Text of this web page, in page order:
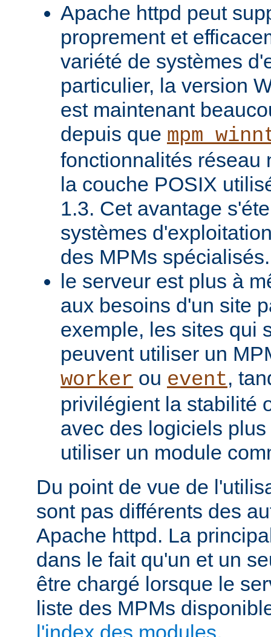
Apache httpd peut
proprement et
variété de systèmes
particulier, la version
est maintenant
depuis que
fonctionnalités réseau
la couche POSIX
1.3. Cet avantage
systèmes
des MPMs spécialisés.
le serveur est plus à
aux besoins d'un site
exemple, les sites qui
peuvent utiliser un
worker ou event,
privilégient la stabilité
avec des logiciels
utiliser un module
Du point de vue de
sont pas différents des
Apache httpd. La
dans le fait qu'un et un
être chargé lorsque le
liste des MPMs
l'index des modules.